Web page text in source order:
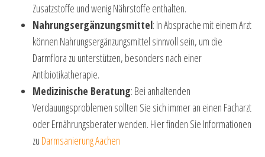
Zusatzstoffe und wenig Nährstoffe enthalten.
Nahrungsergänzungsmittel: In Absprache mit einem Arzt
können Nahrungsergänzungsmittel sinnvoll sein, um die
Darmflora zu unterstützen, besonders nach einer
Antibiotikatherapie.
Medizinische Beratung: Bei anhaltenden
Verdauungsproblemen sollten Sie sich immer an einen Facharzt
oder Ernährungsberater wenden. Hier finden Sie Informationen
zu Darmsanierung Aachen